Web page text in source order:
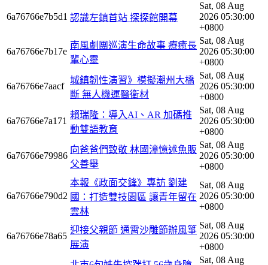
6a76766e7b5d1 認識左鎮首站 探探館開幕
Sat, 08 Aug
2026 05:30:00
+0800
6a76766e7b17e
南風劇團巡演生命故事 療癒長
輩心靈
Sat, 08 Aug
2026 05:30:00
+0800
6a76766e7aacf
城鎮韌性演習》模擬潮州大橋
斷 無人機運醫衛材
Sat, 08 Aug
2026 05:30:00
+0800
6a76766e7a171
賴瑞隆：導入AI、AR 加碼推
動雙語教育
Sat, 08 Aug
2026 05:30:00
+0800
6a76766e79986
向爸爸們致敬 林國漳憶述魚販
父善舉
Sat, 08 Aug
2026 05:30:00
+0800
6a76766e790d2
本報《政面交鋒》專訪 劉建
國：打造雙技園區 讓青年留在
雲林
Sat, 08 Aug
2026 05:30:00
+0800
6a76766e78a65
迎接父親節 通霄沙雕節辦風箏
展演
Sat, 08 Aug
2026 05:30:00
+0800
Sat, 08 Aug